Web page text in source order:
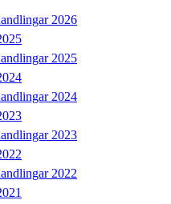
2026
2025
2024
2023
2022